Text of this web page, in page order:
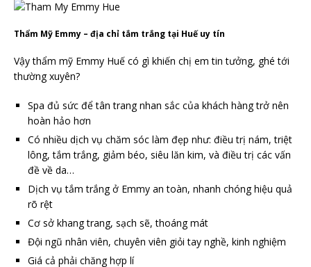
Thẩm Mỹ Emmy – địa chỉ tắm trắng tại Huế uy tín
Vậy thẩm mỹ Emmy Huế có gì khiến chị em tin tưởng, ghé tới
thường xuyên?
Spa đủ sức để tân trang nhan sắc của khách hàng trở nên
hoàn hảo hơn
Có nhiều dịch vụ chăm sóc làm đẹp như: điều trị nám, triệt
lông, tắm trắng, giảm béo, siêu lăn kim, và điều trị các vấn
đề về da…
Dịch vụ tắm trắng ở Emmy an toàn, nhanh chóng hiệu quả
rõ rệt
Cơ sở khang trang, sạch sẽ, thoáng mát
Đội ngũ nhân viên, chuyên viên giỏi tay nghề, kinh nghiệm
Giá cả phải chăng hợp lí